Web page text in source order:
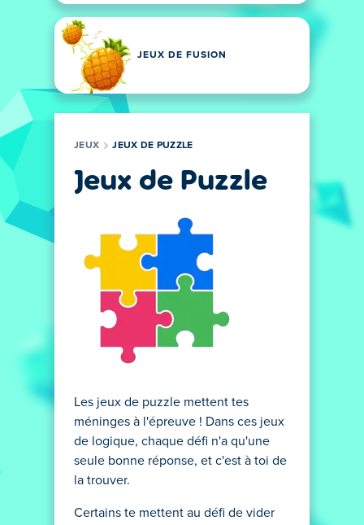
JEUX DE FUSION
JEUX JEUX DE PUZZLE
Jeux de Puzzle
Les jeux de puzzle mettent tes
méninges à l'épreuve ! Dans ces jeux
de logique, chaque défi n'a qu'une
seule bonne réponse, et c'est à toi de
la trouver.
Certains te mettent au défi de vider